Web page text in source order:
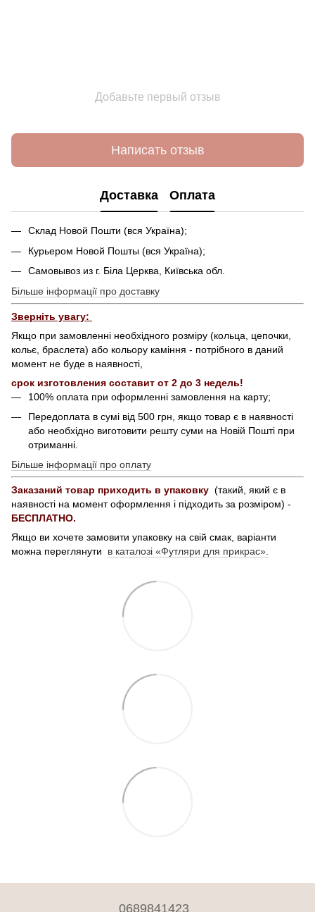
Добавьте первый отзыв
Написать отзыв
Доставка Оплата
Склад Новой Пошти (вся Україна);
Курьером Новой Пошты (вся Україна);
Самовывоз из г. Біла Церква, Київська обл.
Більше інформації про доставку
Зверніть увагу:
Якщо при замовленні необхідного розміру (кольца, цепочки,
кольє, браслета) або кольору каміння - потрібного в даний
момент не буде в наявності,
срок изготовления составит от 2 до 3 недель!
100% оплата при оформленні замовлення на карту;
Передоплата в сумі від 500 грн, якщо товар є в наявності
або необхідно виготовити решту суми на Новій Пошті при
отриманні.
Більше інформації про оплату
Заказаний товар приходить в упаковку (такий, який є в
наявності на момент оформлення і підходить за розміром) -
БЕСПЛАТНО.
Якщо ви хочете замовити упаковку на свій смак, варіанти
можна переглянути в каталозі «Футляри для прикрас».
0689841423